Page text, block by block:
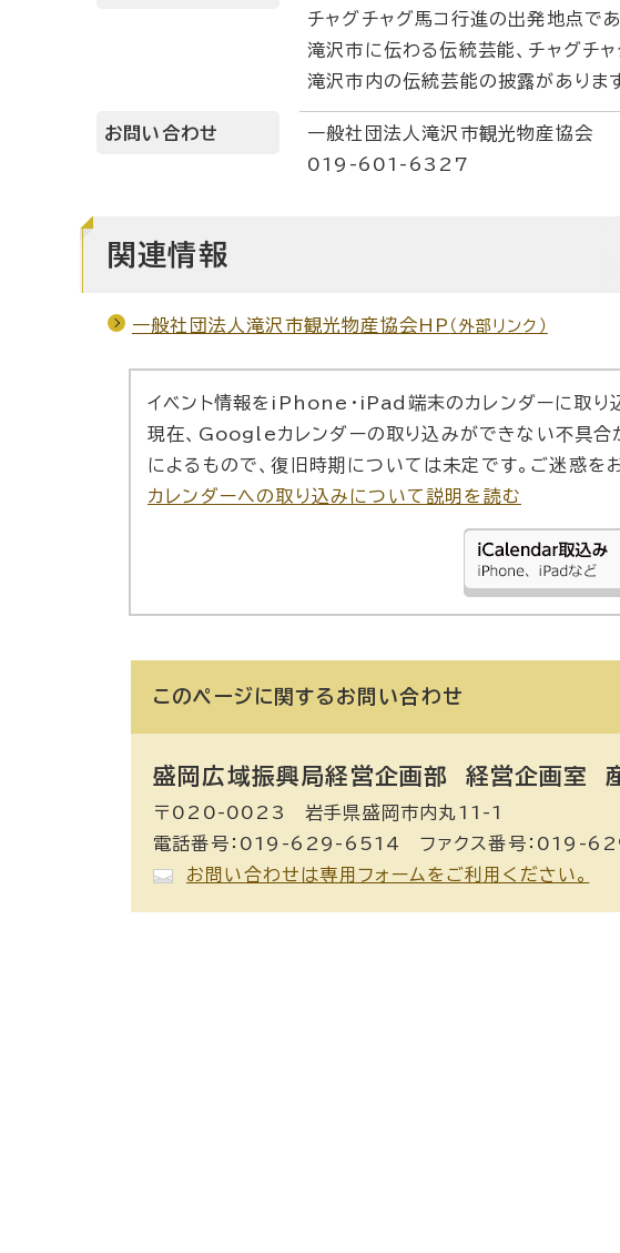
チャグチャグ馬コ行進の出発地点で
滝沢市に伝わる伝統芸能、チャグチ
滝沢市内の伝統芸能の披露があります
お問い合わせ
一般社団法人滝沢市観光物産協会
019-601-6327
関連情報
一般社団法人滝沢市観光物産協会HP （外部リンク）
イベント情報をiPhone・iPad端末のカレンダーに取り
現在、Googleカレンダーの取り込みができない不具
によるもので、復旧時期については未定です。ご迷惑を
カレンダーへの取り込みについて説明を読む
このページに関する お問い合わせ
盛岡広域振興局経営企画部 経営企画室
〒020-0023 岩手県盛岡市内丸11-1
電話番号：019-629-6514 ファクス番号：019-
お問い合わせは専用フォームをご利用ください。